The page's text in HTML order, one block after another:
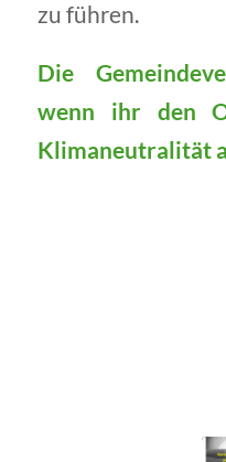
zu führen.
Die
wenn ihr den
Klimaneutralität